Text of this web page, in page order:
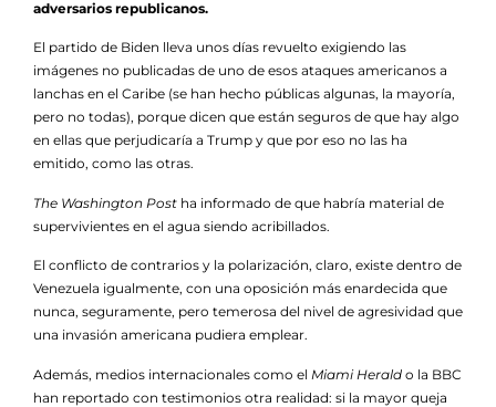
adversarios republicanos.
El partido de Biden lleva unos días revuelto exigiendo las
imágenes no publicadas de uno de esos ataques americanos a
lanchas en el Caribe (se han hecho públicas algunas, la mayoría,
pero no todas), porque dicen que están seguros de que hay algo
en ellas que perjudicaría a Trump y que por eso no las ha
emitido, como las otras.
The Washington Post ha informado de que habría material de
supervivientes en el agua siendo acribillados.
El conflicto de contrarios y la polarización, claro, existe dentro de
Venezuela igualmente, con una oposición más enardecida que
nunca, seguramente, pero temerosa del nivel de agresividad que
una invasión americana pudiera emplear.
Además, medios internacionales como el Miami Herald o la BBC
han reportado con testimonios otra realidad: si la mayor queja